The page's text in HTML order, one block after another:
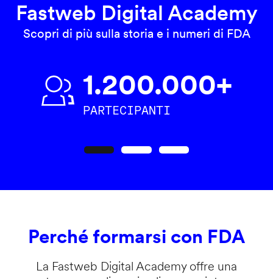
Fastweb Digital Academy
Scopri di più sulla storia e i numeri di FDA
1.200.000+
PARTECIPANTI
Perché formarsi con FDA
La Fastweb Digital Academy offre una